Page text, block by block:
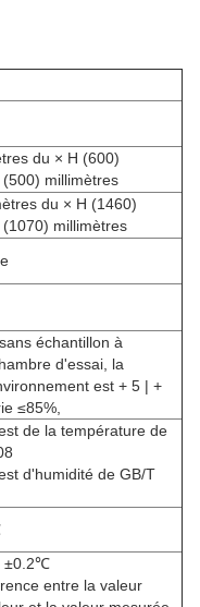
du × H (600)
millimètres
du × H (1460)
millimètres
échantillon à
d'essai, la
est + 5 | +
≤85%,
de la température de
d'humidité de GB/T
±0.2℃
entre la valeur